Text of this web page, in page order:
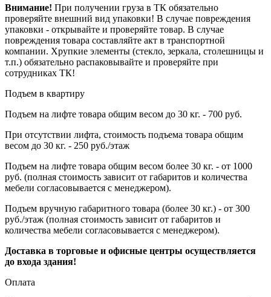
Внимание! При получении груза в ТК обязательно
проверяйте внешний вид упаковки! В случае повреждения
упаковки - открывайте и проверяйте товар. В случае
повреждения товара составляйте акт в транспортной
компании. Хрупкие элементы (стекло, зеркала, столешницы и
т.п.) обязательно распаковывайте и проверяйте при
сотрудниках ТК!
Подъем в квартиру
Подъем на лифте товара общим весом до 30 кг. - 700 руб.
При отсутствии лифта, стоимость подъема товара общим
весом до 30 кг. - 250 руб./этаж
Подъем на лифте товара общим весом более 30 кг. - от 1000
руб. (полная стоимость зависит от габаритов и количества
мебели согласовывается с менеджером).
Подъем вручную габаритного товара (более 30 кг.) - от 300
руб./этаж (полная стоимость зависит от габаритов и
количества мебели согласовывается с менеджером).
Доставка в торговые и офисные центры осуществляется
до входа здания!
Оплата